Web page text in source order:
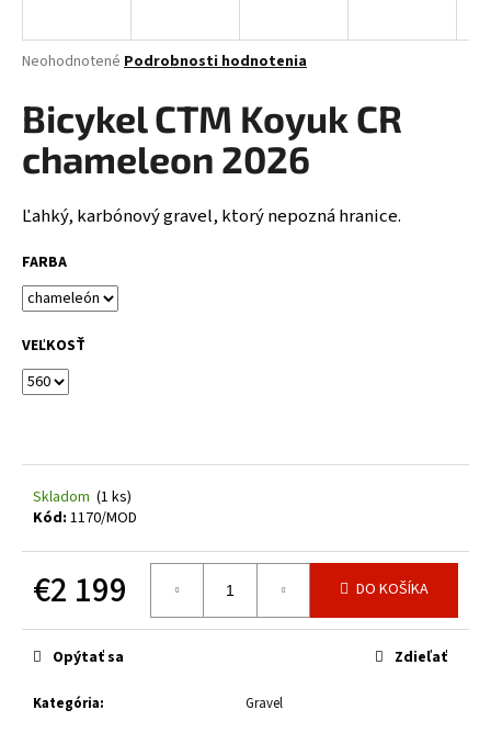
Priemerné
produktu
je
z
hviezdičiek.
Neohodnotené Podrobnosti hodnotenia
Bicykel CTM Koyuk CR
chameleon 2026
Ľahký, karbónový gravel, ktorý nepozná hranice.
FARBA
VEĽKOSŤ
Skladom (1 ks)
Kód: 1170/MOD
€2 199
cena:
DO KOŠÍKA
Kategória: Gravel
Opýtať sa Zdieľať
j
ť
?
O
d
p
ú
DÁMSKY
BICYKEL
CTM
1.0